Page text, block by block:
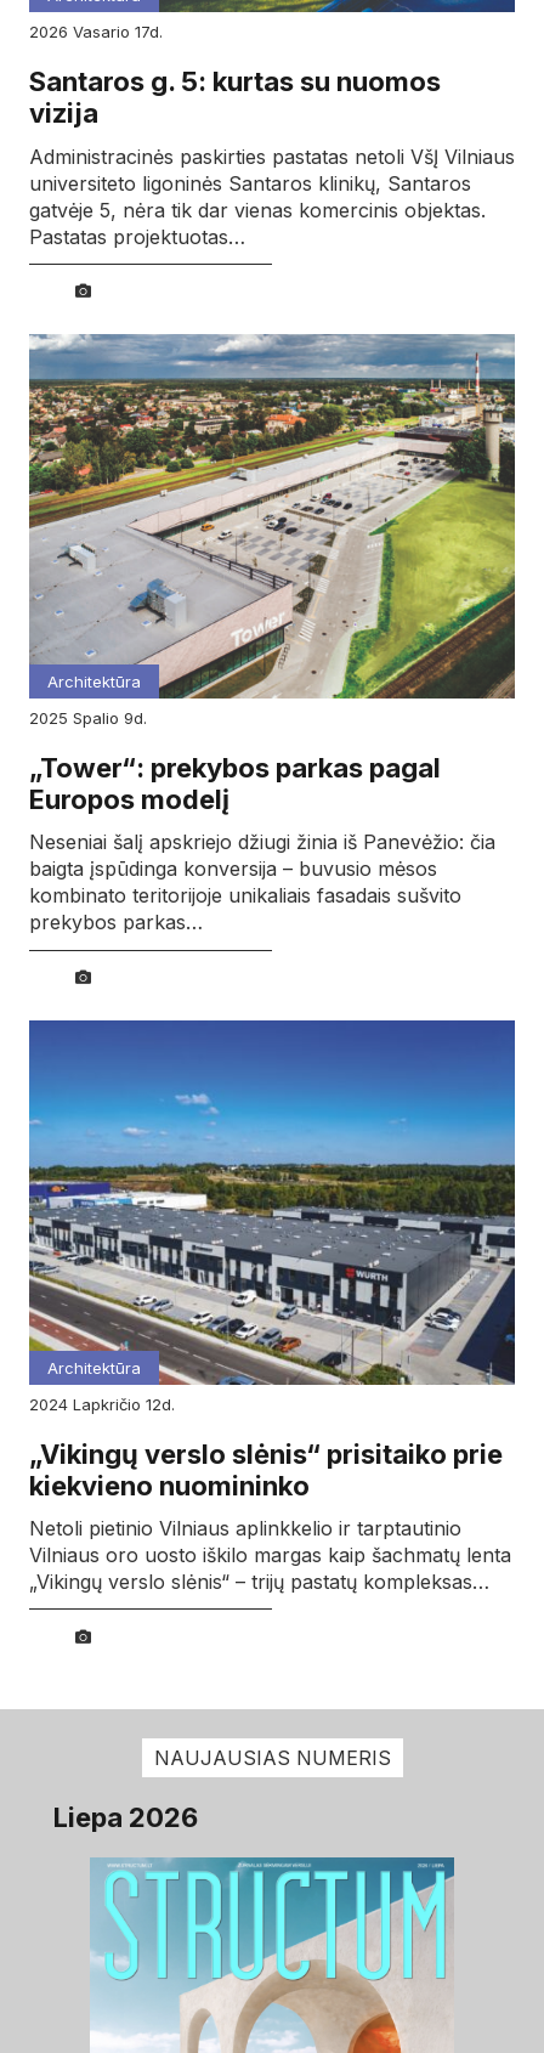
2026
vasario 17d.
Santaros g. 5: kurtas su nuomos
vizija
Administracinės paskirties pastatas netoli VšĮ Vilniaus
universiteto ligoninės Santaros klinikų, Santaros
gatvėje 5, nėra tik dar vienas komercinis objektas.
Pastatas projektuotas…
Architektūra
2025
spalio 9d.
„Tower“: prekybos parkas pagal
Europos modelį
Neseniai šalį apskriejo džiugi žinia iš Panevėžio: čia
baigta įspūdinga konversija – buvusio mėsos
kombinato teritorijoje unikaliais fasadais sušvito
prekybos parkas…
Architektūra
2024
lapkričio 12d.
„Vikingų verslo slėnis“ prisitaiko prie
kiekvieno nuomininko
Netoli pietinio Vilniaus aplinkkelio ir tarptautinio
Vilniaus oro uosto iškilo margas kaip šachmatų lenta
„Vikingų verslo slėnis“ – trijų pastatų kompleksas…
NAUJAUSIAS NUMERIS
Liepa 2026